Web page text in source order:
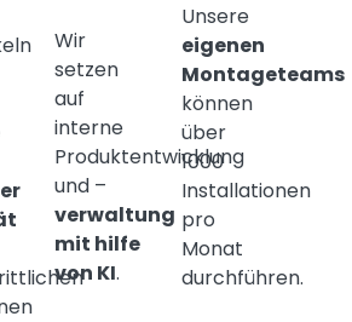
Wir
setzen
auf
interne
Produktentwicklung
und –
verwaltung
mit hilfe
von KI.
Unsere
eigenen
Montageteams
können
über
1000
Installationen
pro
Monat
durchführen.